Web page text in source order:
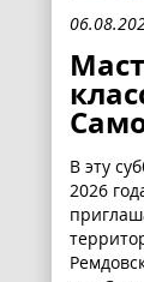
В эту
2026